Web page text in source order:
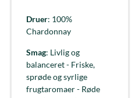
Druer: 100%
Chardonnay
Smag: Livlig og
balanceret - Friske,
sprøde og syrlige
frugtaromaer - Røde